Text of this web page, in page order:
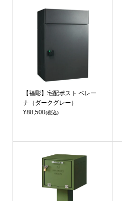
【福彫】宅配ポスト ベレー
ナ（ダークグレー）
¥88,500(税込)